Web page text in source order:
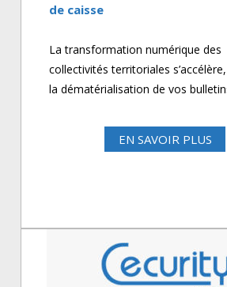
de caisse
La transformation numérique des
collectivités territoriales
la dématérialisation de vos
EN SAVOIR PLUS